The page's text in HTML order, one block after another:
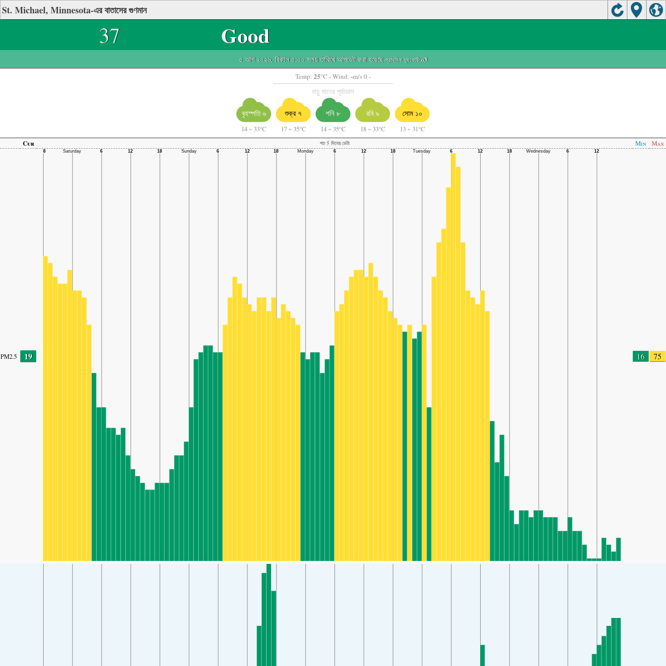
St. Michael, Minnesota-এর বাতাসের গুণমান
37 Good
৫ আগ ২০২৬, বিকাল ৫:০০ সময় তারিখে আপডেট করা হয়েছে-প্রাথমিক দূষণকারী:o3
Temp: 25°C - Wind: -m/s 0 -
বায়ু মানের পূর্বাভাস
বৃহস্পতি ৬
14 ~ 33°C
শুক্র ৭
17 ~ 35°C
শনি ৮
14 ~ 35°C
রবি ৯
18 ~ 33°C
সোম ১০
13 ~ 31°C
Cur
গত 5 দিনের ডেটা Min Max
PM2.5 19 16 75